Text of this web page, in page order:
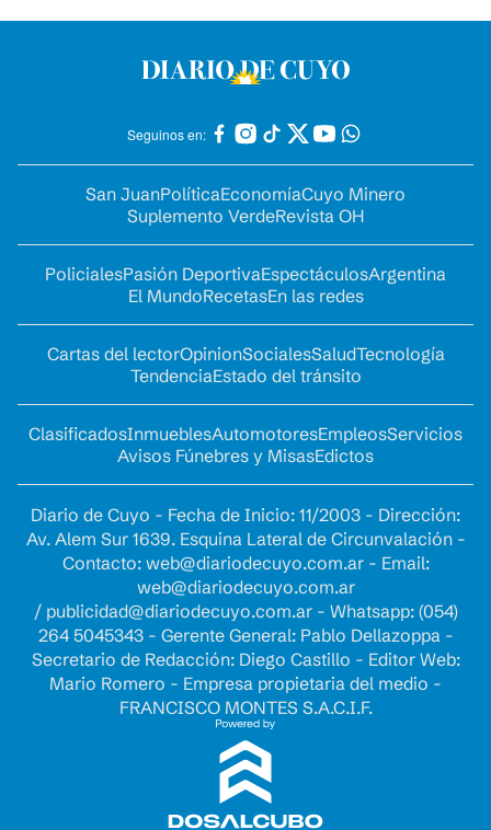
Seguinos en:
San JuanPolíticaEconomíaCuyo Minero
Suplemento VerdeRevista OH
PolicialesPasión DeportivaEspectáculosArgentina
El MundoRecetasEn las redes
Cartas del lectorOpinionSocialesSaludTecnología
TendenciaEstado del tránsito
ClasificadosInmueblesAutomotoresEmpleosServicios
Avisos Fúnebres y MisasEdictos
Diario de Cuyo - Fecha de Inicio: 11/2003 - Dirección:
Av. Alem Sur 1639. Esquina Lateral de Circunvalación -
Contacto: web@diariodecuyo.com.ar- Email:
web@diariodecuyo.com.ar
/ publicidad@diariodecuyo.com.ar- Whatsapp: (054)
264 5045343 - Gerente General: Pablo Dellazoppa -
Secretario de Redacción: Diego Castillo - Editor Web:
Mario Romero - Empresa propietaria del medio -
FRANCISCO MONTES S.A.C.I.F.